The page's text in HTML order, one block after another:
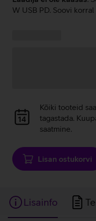
W USB PD. Soovi
Andmete
laadimine
Kõiki tooteid
tagastada.
saatmine.
Lisan ostukorvi
Lisainfo